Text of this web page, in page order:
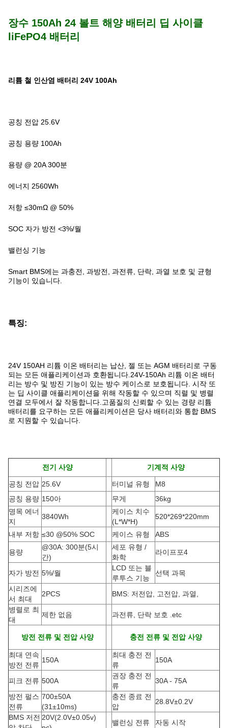
장수 150Ah 24 볼트 해양 배터리 딥 사이클
liFePO4 배터리
리튬 철 인산염 배터리 24V 100Ah
공칭 전압 25.6V
공칭 용량 100Ah
용량 @ 20A 300분
에너지 2560Wh
저항 ≤30mΩ @ 50%
SOC 자가 방전 <3%/월
밸런싱 기능
Smart BMS에는 과충전, 과방전, 과전류, 단락, 과열 보호 및 균형
기능이 있습니다.
특징:
24V 150AH 리튬 이온 배터리는 납산, 젤 또는 AGM 배터리로 구동
되는 모든 애플리케이션과 호환됩니다.24V-150Ah 리튬 이온 배터
리는 방수 및 방진 기능이 있는 방수 케이스로 보호됩니다. 시작 또
는 딥 사이클 애플리케이션을 위해 작동할 수 있으며 직렬 및 병렬
연결 모두에서 잘 작동합니다.고품질의 신뢰할 수 있는 경량 리튬
배터리를 요구하는 모든 애플리케이션은 당사 배터리와 통합 BMS
로 지원할 수 있습니다.
전기 사양 기계적 사양
공칭 전압 25.6V 터미널 유형
M8
공칭 용량 150아 무게
36kg
명목 에너
지
3840Wh
케이스 치수
(L*W*H)
520*269*220mm
내부 저항 ≤30 @50% SOC 케이스 유형 ABS
용량
@30A: 300분(5시
간)
세포 유형 /
화학
라이프포4
자가 방전 5%/월
LCD 또는 블
루투스 기능
선택 과목
시리즈에
서 최대
2PCS
BMS: 저전압, 고전압, 과열,
병렬로 최
대
제한 없음 과전류, 단락 보호 .etc
방전 전류 및 전압 사양 충전 전류 및 전압 사양
최대 연속
방전 전류
150A
최대 충전 전
류
150A
피크 전류 500A
권장 충전 전
류
30A - 75A
방전 펄스
전류
700±50A
(31±10ms)
충전 종료 전
압
28.8V±0.2V
BMS 저전 20V(2.0V±0.05v)
밸런싱 전류 자동 시작